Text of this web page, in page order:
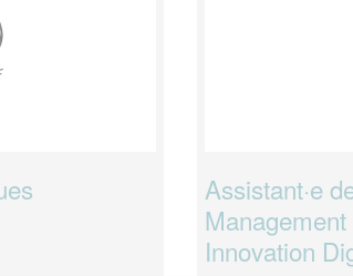
Assistant·e
Innovation